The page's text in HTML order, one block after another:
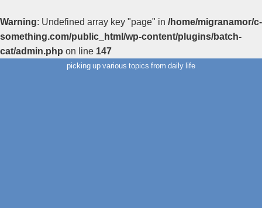
Warning: Undefined array key "page" in /home/migranamor/c-
something.com/public_html/wp-content/plugins/batch-
cat/admin.php on line 147
picking up various topics from daily life